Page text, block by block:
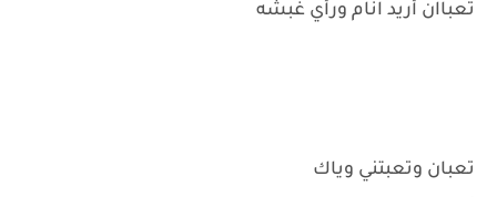
تعباان أريد انام ورأي غبشه
تعبان وتعبتني وياك